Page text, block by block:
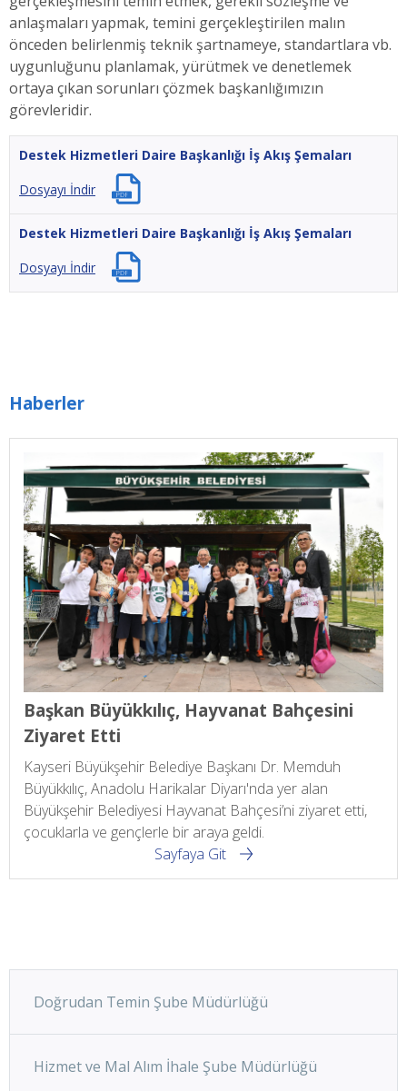
anlaşmaları yapmak, temini gerçekleştirilen malın
önceden belirlenmiş teknik şartnameye, standartlara vb.
uygunluğunu planlamak, yürütmek ve denetlemek
ortaya çıkan sorunları çözmek başkanlığımızın
görevleridir.
Destek Hizmetleri Daire Başkanlığı İş Akış Şemaları
Dosyayı İndir
Destek Hizmetleri Daire Başkanlığı İş Akış Şemaları
Dosyayı İndir
Haberler
Başkan Büyükkılıç, Hayvanat Bahçesini
Ziyaret Etti
Kayseri Büyükşehir Belediye Başkanı Dr. Memduh
Büyükkılıç, Anadolu Harikalar Diyarı'nda yer alan
Büyükşehir Belediyesi Hayvanat Bahçesi’ni ziyaret etti,
çocuklarla ve gençlerle bir araya geldi.
Sayfaya Git
Doğrudan Temin Şube Müdürlüğü
Hizmet ve Mal Alım İhale Şube Müdürlüğü